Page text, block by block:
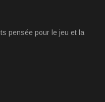
pensée pour le jeu et la